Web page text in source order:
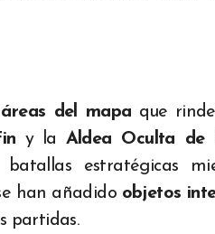
áreas del mapa que
y la Aldea Oculta de
estratégicas
han añadido objetos
partidas.